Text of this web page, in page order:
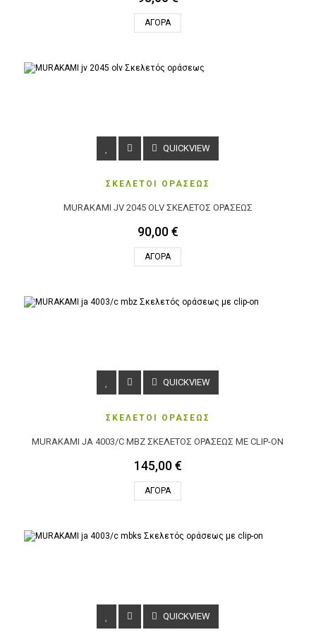
ΑΓΟΡΆ
QUICKVIEW
ΣΚΕΛΕΤΟΙ ΟΡΑΣΕΩΣ
MURAKAMI JV 2045 OLV ΣΚΕΛΕΤΌΣ ΟΡΆΣΕΩΣ
90,00 €
ΑΓΟΡΆ
QUICKVIEW
ΣΚΕΛΕΤΟΙ ΟΡΑΣΕΩΣ
MURAKAMI JA 4003/C MBZ ΣΚΕΛΕΤΌΣ ΟΡΆΣΕΩΣ ΜΕ CLIP-ON
145,00 €
ΑΓΟΡΆ
QUICKVIEW